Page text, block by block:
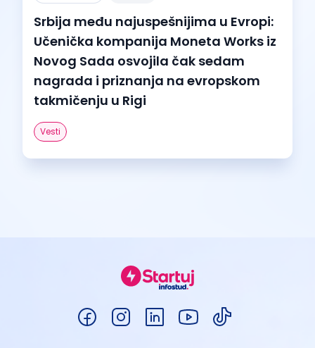
Srbija među najuspešnijima u Evropi:
Učenička kompanija Moneta Works iz
Novog Sada osvojila čak sedam
nagrada i priznanja na evropskom
takmičenju u Rigi
Vesti